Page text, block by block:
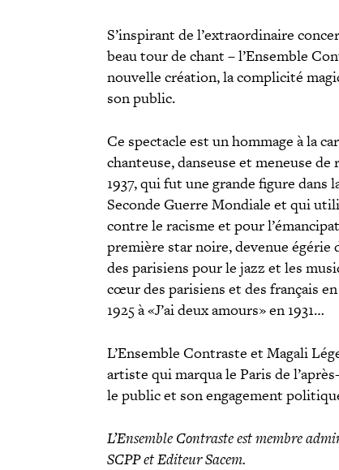
S’inspirant de l’extraordinaire
beau tour de chant – l’Ensemble
nouvelle création, la complicité
son public.
Ce spectacle est un hommage à la
chanteuse, danseuse et meneuse
1937, qui fut une grande figure dans
Seconde Guerre Mondiale et qui
contre le racisme et pour
première star noire, devenue égérie
des parisiens pour le jazz et les
cœur des parisiens et des français
1925 à «J’ai deux amours» en 1931…
L’Ensemble Contraste et Magali
artiste qui marqua le Paris de
le public et son engagement
L’Ensemble Contraste est membre
SCPP et Editeur Sacem.